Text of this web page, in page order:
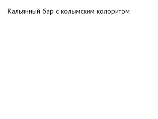
Кальянный бар с колымским колоритом